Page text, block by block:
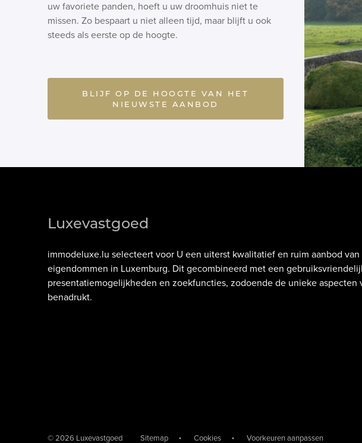
uw favoriete panden, hoeft u uw droomhuis niet te
missen. Zo bespaart u niet alleen tijd, maar blijft u ook
steeds als eerste op de hoogte.
BLIJF OP DE HOOGTE VAN HET
NIEUWSTE AANBOD
Luxevastgoed
immodeluxe.lu selecteert voor U een uiterst kwalitatief en ruim aanbod
eigendommen in Luxemburg. Dit gecombineerd met een
presentatiemogelijkheden en zoekfuncties, zodoende de unieke aspecten
benadrukt.
© 2026 Luxevastgoed Sitemap Cookies Voorkeuren aanpassen